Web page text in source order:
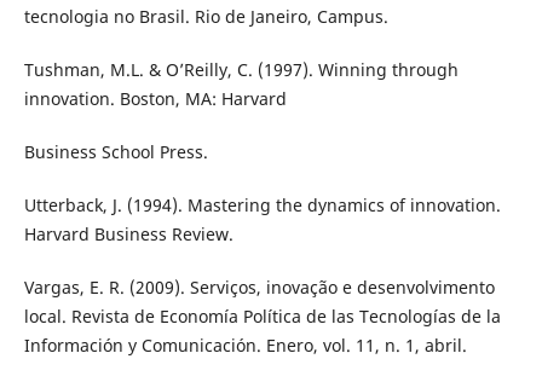
tecnologia no Brasil. Rio de Janeiro, Campus.
Tushman, M.L. & O’Reilly, C. (1997). Winning through
innovation. Boston, MA: Harvard
Business School Press.
Utterback, J. (1994). Mastering the dynamics of innovation.
Harvard Business Review.
Vargas, E. R. (2009). Serviços, inovação e desenvolvimento
local. Revista de Economía Política de las Tecnologías de la
Información y Comunicación. Enero, vol. 11, n. 1, abril.